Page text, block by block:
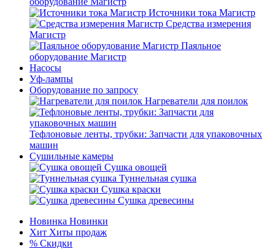
Источники тока Магистр
Средства измерения
Магистр
Паяльное
оборудование Магистр
Насосы
Уф-лампы
Оборудование по запросу
Нагреватели для поилок
Тефлоновые ленты, трубки: Запчасти для упаковочных
машин
Сушильные камеры
Сушка овощей
Туннельная сушка
Сушка краски
Сушка древесины
Новинка Новинки
Хит Хиты продаж
% Скидки